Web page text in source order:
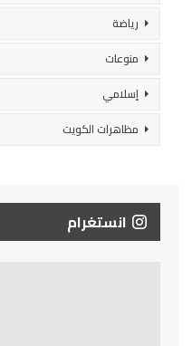
رياضة
منوعات
إسلامي
مظاهرات الكويت
انستغرام